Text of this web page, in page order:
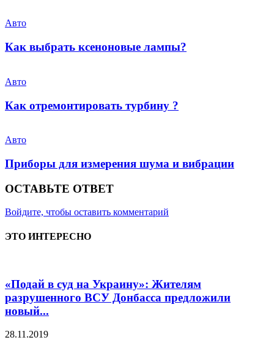
Авто
Как выбрать ксеноновые лампы?
Авто
Как отремонтировать турбину ?
Авто
Приборы для измерения шума и вибрации
ОСТАВЬТЕ ОТВЕТ
Войдите, чтобы оставить комментарий
ЭТО ИНТЕРЕСНО
«Подай в суд на Украину»: Жителям
разрушенного ВСУ Донбасса предложили
новый...
28.11.2019